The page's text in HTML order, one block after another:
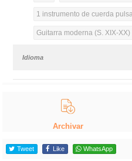
1 instrumento de cuerda
Guitarra moderna (S. XIX-XX)
Idioma
Archivar
Tweet Like WhatsApp